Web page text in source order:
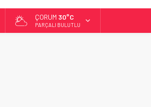
ÇORUM 30°C
PARÇALI BULUTLU